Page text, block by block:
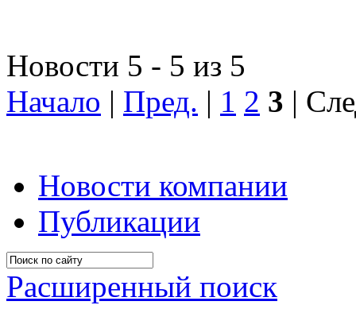
Новости 5 - 5 из 5
Начало | Пред. | 1 2 3 |
Новости компании
Публикации
Расширенный поиск